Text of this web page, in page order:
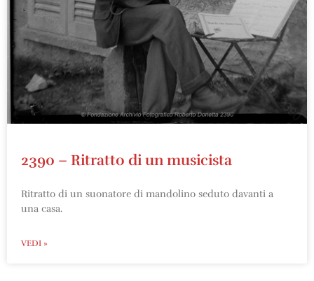
2390 – Ritratto di un musicista
Ritratto di un suonatore di mandolino seduto davanti a
una casa.
VEDI »